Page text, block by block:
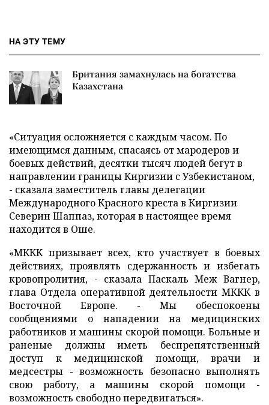
НА ЭТУ ТЕМУ
Британия замахнулась на богатства
Казахстана
«Ситуация осложняется с каждым часом. По
имеющимся данным, спасаясь от мародеров и
боевых действий, десятки тысяч людей бегут в
направлении границы Киргизии с Узбекистаном,
- сказала заместитель главы делегации
Международного Красного креста в Киргизии
Северин Шаппаз, которая в настоящее время
находится в Оше.
«МККК призывает всех, кто участвует в боевых
действиях, проявлять сдержанность и избегать
кровопролития, - сказала Паскаль Меж Вагнер,
глава Отдела оперативной деятельности МККК в
Восточной Европе. - Мы обеспокоены
сообщениями о нападении на медицинских
работников и машины скорой помощи. Больные и
раненые должны иметь беспрепятственный
доступ к медицинской помощи, врачи и
медсестры - возможность безопасно выполнять
свою работу, а машины скорой помощи -
возможность свободно передвигаться».